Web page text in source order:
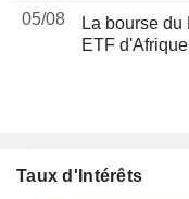
05/08
La bourse
ETF
Taux d'Intérêts